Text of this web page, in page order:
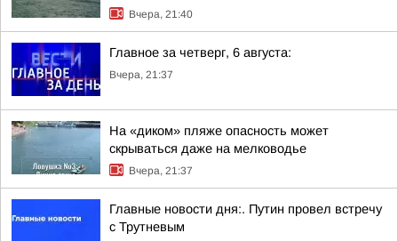
Вчера, 21:40
Главное за четверг, 6 августа:
Вчера, 21:37
На «диком» пляже опасность может
скрываться даже на мелководье
Вчера, 21:37
Главные новости дня:. Путин провел встречу
с Трутневым